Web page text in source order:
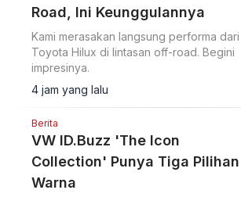
Road, Ini Keunggulannya
Kami merasakan langsung performa dari
Toyota Hilux di lintasan off-road. Begini
impresinya.
4 jam yang lalu
Berita
VW ID.Buzz 'The Icon
Collection' Punya Tiga Pilihan
Warna